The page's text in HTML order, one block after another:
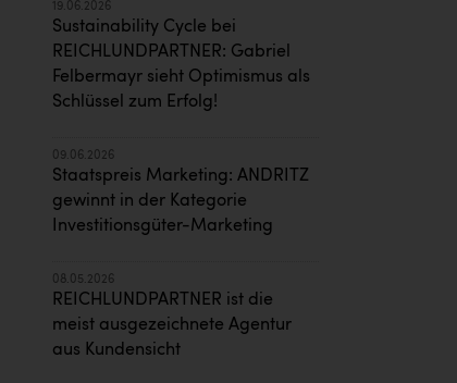
19.06.2026
Sustainability Cycle bei
REICHLUNDPARTNER: Gabriel
Felbermayr sieht Optimismus als
Schlüssel zum Erfolg!
09.06.2026
Staatspreis Marketing: ANDRITZ
gewinnt in der Kategorie
Investitionsgüter-Marketing
08.05.2026
REICHLUNDPARTNER ist die
meist ausgezeichnete Agentur
aus Kundensicht